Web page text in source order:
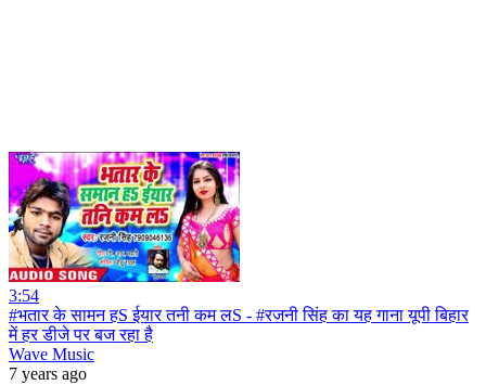
3:54
#भतार के सामन हS ईयार तनी कम लS - #रजनी सिंह का यह गाना यूपी बिहार
में हर डीजे पर बज रहा है
Wave Music
7 years ago